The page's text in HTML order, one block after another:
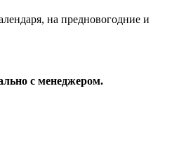
на предновогодние и
с менеджером.